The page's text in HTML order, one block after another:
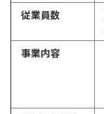
従業員数
事業内容